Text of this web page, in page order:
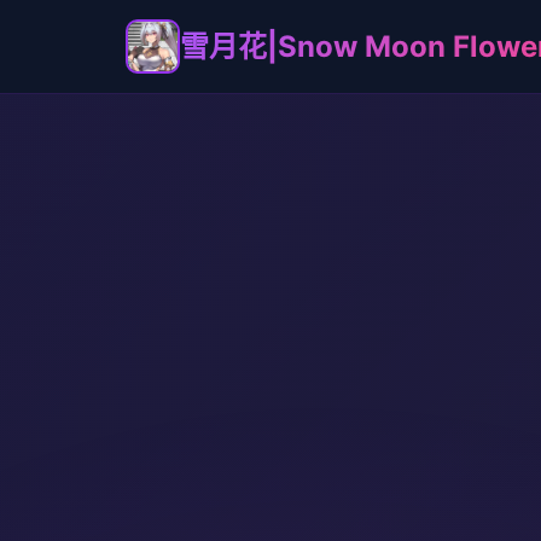
雪月花|Snow Moon